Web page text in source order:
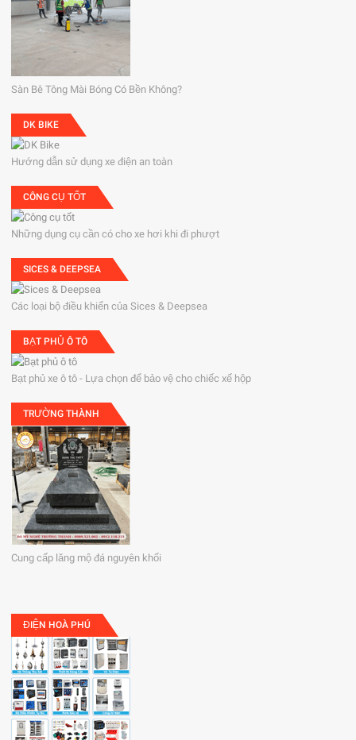
Sàn Bê Tông Mài Bóng Có Bền Không?
DK BIKE
Hướng dẫn sử dụng xe điện an toàn
CÔNG CỤ TỐT
Những dụng cụ cần có cho xe hơi khi đi phượt
SICES & DEEPSEA
Các loại bộ điều khiển của Sices & Deepsea
BẠT PHỦ Ô TÔ
Bạt phủ xe ô tô - Lựa chọn để bảo vệ cho chiếc xế hộp
TRƯỜNG THÀNH
Cung cấp lăng mộ đá nguyên khối
ĐIỆN HOÀ PHÚ